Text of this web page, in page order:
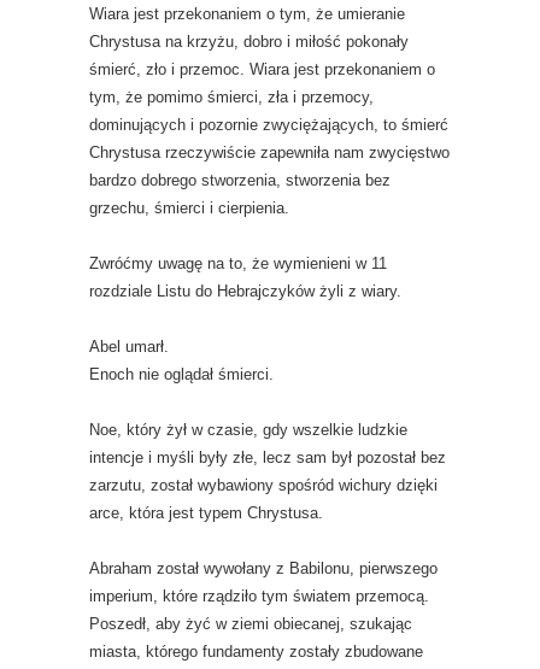
Wiara jest przekonaniem o tym, że umieranie
Chrystusa na krzyżu, dobro i miłość pokonały
śmierć, zło i przemoc. Wiara jest przekonaniem o
tym, że pomimo śmierci, zła i przemocy,
dominujących i pozornie zwyciężających, to śmierć
Chrystusa rzeczywiście zapewniła nam zwycięstwo
bardzo dobrego stworzenia, stworzenia bez
grzechu, śmierci i cierpienia.
Zwróćmy uwagę na to, że wymienieni w 11
rozdziale Listu do Hebrajczyków żyli z wiary.
Abel umarł.
Enoch nie oglądał śmierci.
Noe, który żył w czasie, gdy wszelkie ludzkie
intencje i myśli były złe, lecz sam był pozostał bez
zarzutu, został wybawiony spośród wichury dzięki
arce, która jest typem Chrystusa.
Abraham został wywołany z Babilonu, pierwszego
imperium, które rządziło tym światem przemocą.
Poszedł, aby żyć w ziemi obiecanej, szukając
miasta, którego fundamenty zostały zbudowane